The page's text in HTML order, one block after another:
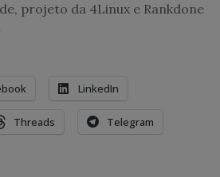
projeto da 4Linux e Rankdone
LinkedIn
Threads Telegram